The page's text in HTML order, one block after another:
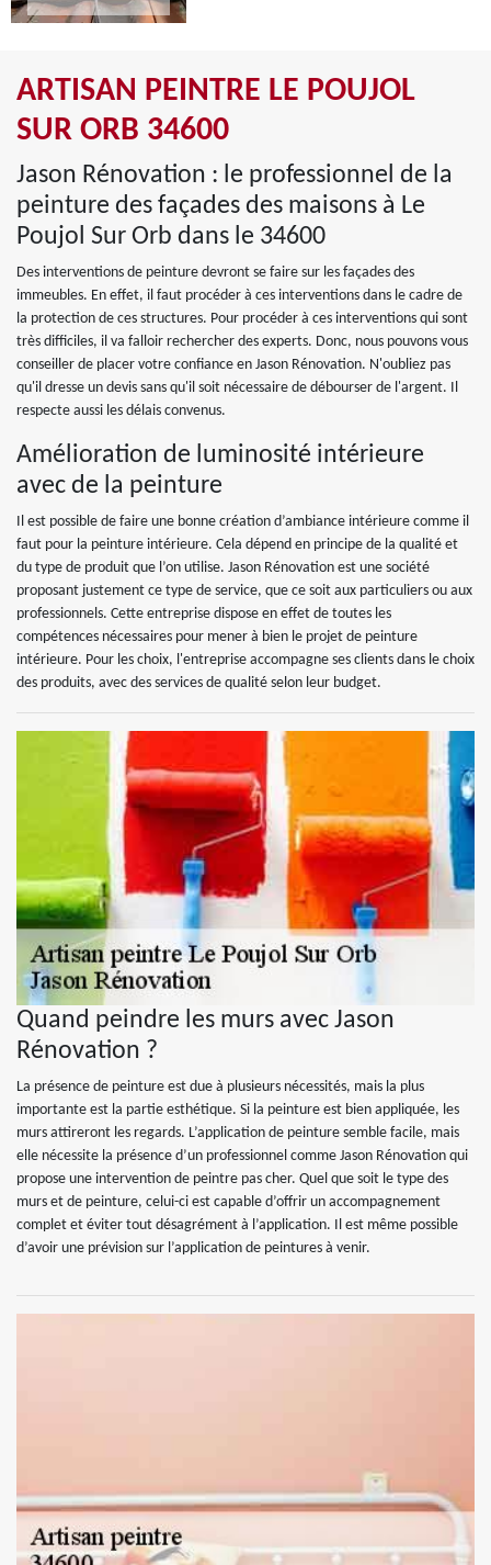
ARTISAN PEINTRE LE POUJOL
SUR ORB 34600
Jason Rénovation : le professionnel de la
peinture des façades des maisons à Le
Poujol Sur Orb dans le 34600
Des interventions de peinture devront se faire sur les façades des
immeubles. En effet, il faut procéder à ces interventions dans le cadre de
la protection de ces structures. Pour procéder à ces interventions qui sont
très difficiles, il va falloir rechercher des experts. Donc, nous pouvons vous
conseiller de placer votre confiance en Jason Rénovation. N'oubliez pas
qu'il dresse un devis sans qu'il soit nécessaire de débourser de l'argent. Il
respecte aussi les délais convenus.
Amélioration de luminosité intérieure
avec de la peinture
Il est possible de faire une bonne création d’ambiance intérieure comme il
faut pour la peinture intérieure. Cela dépend en principe de la qualité et
du type de produit que l’on utilise. Jason Rénovation est une société
proposant justement ce type de service, que ce soit aux particuliers ou aux
professionnels. Cette entreprise dispose en effet de toutes les
compétences nécessaires pour mener à bien le projet de peinture
intérieure. Pour les choix, l'entreprise accompagne ses clients dans le choix
des produits, avec des services de qualité selon leur budget.
Quand peindre les murs avec Jason
Rénovation ?
La présence de peinture est due à plusieurs nécessités, mais la plus
importante est la partie esthétique. Si la peinture est bien appliquée, les
murs attireront les regards. L’application de peinture semble facile, mais
elle nécessite la présence d’un professionnel comme Jason Rénovation qui
propose une intervention de peintre pas cher. Quel que soit le type des
murs et de peinture, celui-ci est capable d’offrir un accompagnement
complet et éviter tout désagrément à l’application. Il est même possible
d’avoir une prévision sur l’application de peintures à venir.